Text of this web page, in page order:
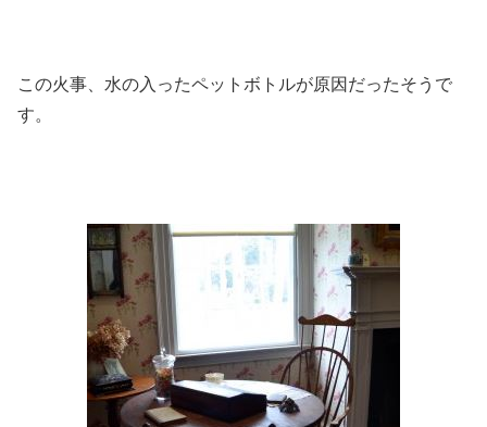
この火事、水の入ったペットボトルが原因だったそうで
す。